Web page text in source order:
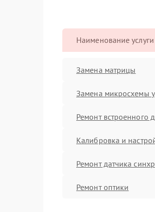
Наименование услуги
Замена матрицы
Замена микросхемы
Ремонт встроенного
Калибровка и
Ремонт датчика
Ремонт оптики